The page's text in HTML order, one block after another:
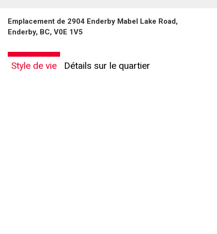
Emplacement de 2904 Enderby Mabel Lake Road,
Enderby, BC, V0E 1V5
Style de vie Détails sur le quartier